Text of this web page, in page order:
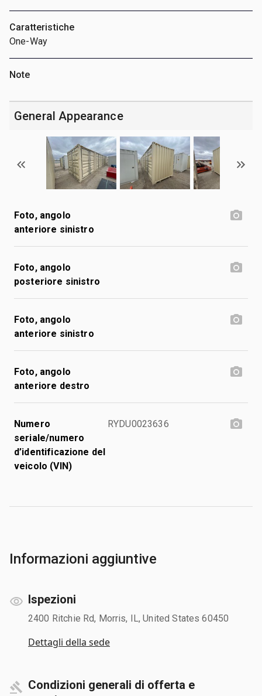
Caratteristiche
One-Way
Note
General Appearance
Foto, angolo
anteriore sinistro
Foto, angolo
posteriore sinistro
Foto, angolo
anteriore sinistro
Foto, angolo
anteriore destro
Numero
seriale/numero
d’identificazione del
veicolo (VIN)
RYDU0023636
Informazioni aggiuntive
Ispezioni
2400 Ritchie Rd, Morris, IL, United States 60450
Dettagli della sede
Condizioni generali di offerta e